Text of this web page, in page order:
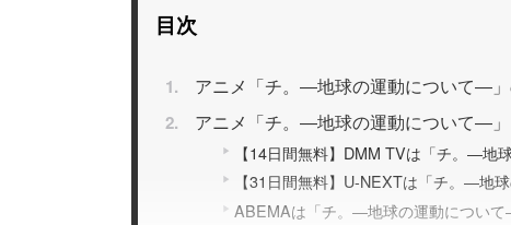
目次
アニメ「チ。―地球の運動について―
アニメ「チ。―地球の運動について―」
【14日間無料】DMM TVは「チ。―地
【31日間無料】U-NEXTは「チ。―地
ABEMAは「チ。―地球の運動につい